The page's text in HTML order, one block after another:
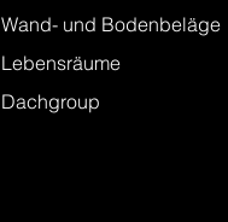
Wand- und Bodenbeläge
Lebensräume
Dachgroup